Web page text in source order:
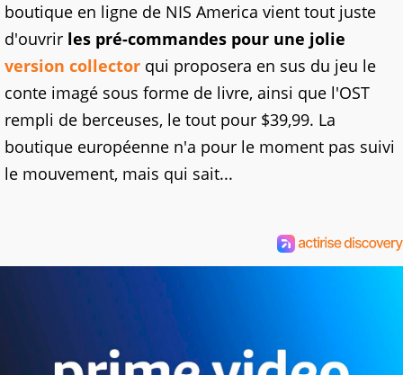
boutique en ligne de NIS America vient tout juste
d'ouvrir les pré-commandes pour une jolie
version collector qui proposera en sus du jeu le
conte imagé sous forme de livre, ainsi que l'OST
rempli de berceuses, le tout pour $39,99. La
boutique européenne n'a pour le moment pas suivi
le mouvement, mais qui sait...